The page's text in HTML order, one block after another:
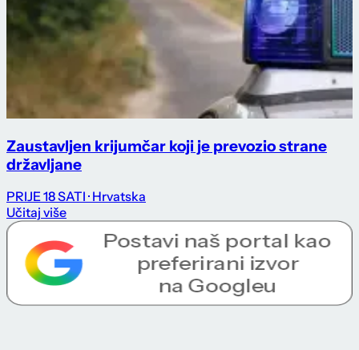
Zaustavljen krijumčar koji je prevozio strane
državljane
PRIJE 18 SATI · Hrvatska
Učitaj više